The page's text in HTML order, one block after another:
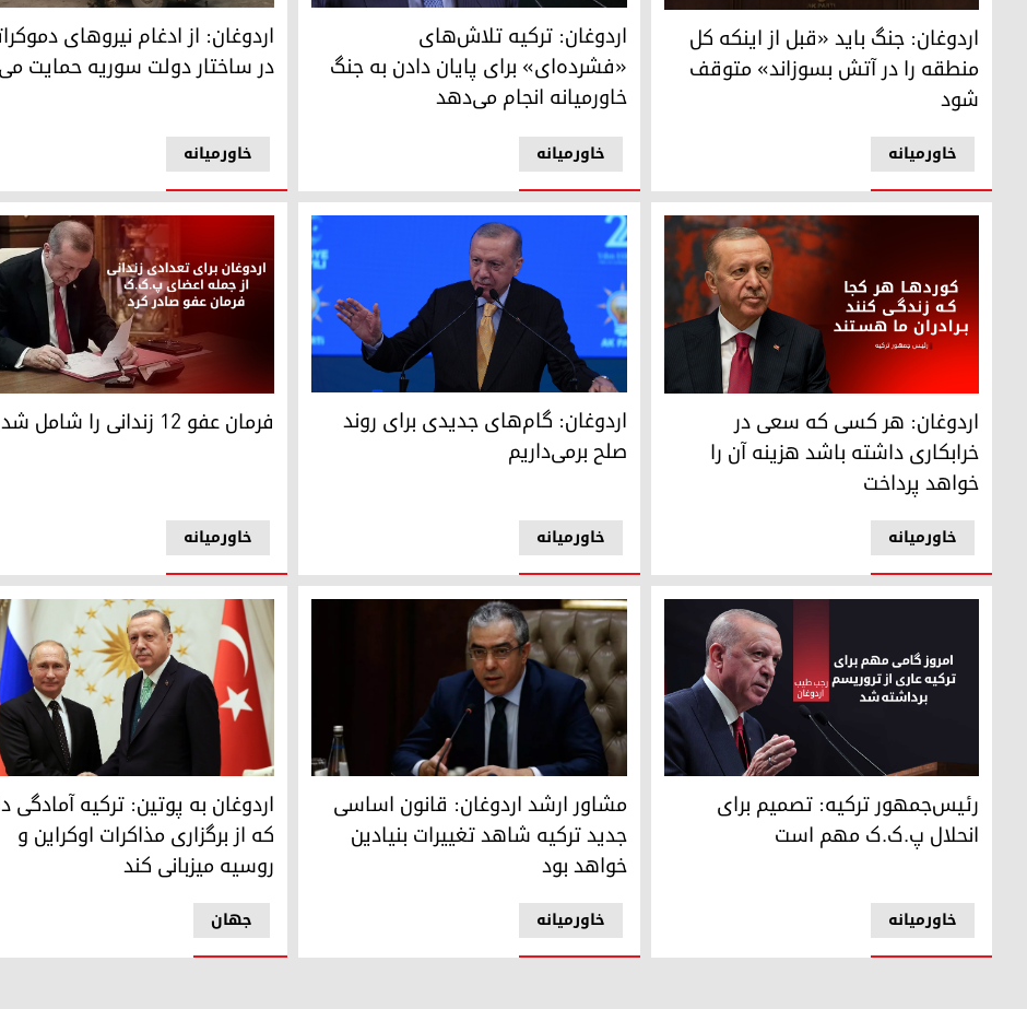
رجب طیب اردوغان، رئیس‌جمهور ترکیه
خاورمیانه
اردوغان: جنگ باید «قبل از اینکه کل
منطقه را در آتش بسوزاند» متوقف
شود
رجب طیب اردوغان، رئیس‌جمهور ترکیه
خاورمیانه
اردوغان: ترکیه تلاش‌های
«فشرده‌ای» برای پایان دادن به جنگ
خاورمیانه انجام می‌دهد
اردوغان: از ادغام نیروهای
خاورمیانه
اردوغان: از ادغام نیروهای
در ساختار دولت سوریه حمایت
اردوغان: هر کسی که سعی در خرابکاری داشته باشد هزینه آن را خواهد پرداخت
خاورمیانه
اردوغان: هر کسی که سعی در
خرابکاری داشته باشد هزینه آن را
خواهد پرداخت
رجب طیب اردوغان، رئیس جمهوری ترکیه
خاورمیانه
اردوغان: گام‌های جدیدی برای روند
صلح برمی‌داریم
فرمان عفو ۱۲ زندانی را شامل شد
خاورمیانه
فرمان عفو ۱۲ زندانی را شامل شد
رئیس‌جمهور ترکیه: تصمیم برای انحلال پ.ک.ک مهم است
خاورمیانه
رئیس‌جمهور ترکیه: تصمیم برای
انحلال پ.ک.ک مهم است
مهمت اوچوم، مشاور ارشد رجب طیب اردوغان
خاورمیانه
مشاور ارشد اردوغان: قانون اساسی
جدید ترکیه شاهد تغییرات بنیادین
خواهد بود
اردوغان به پوتین: ترکیه آمادگی
جهان
اردوغان به پوتین: ترکیه آمادگی
که از برگزاری مذاکرات اوکراین و
روسیه میزبانی کند